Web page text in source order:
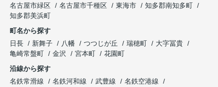
名古屋市緑区
名古屋市千種区 東海市
知多郡南知多町
知多郡美浜町
町名から探す
日長
新舞子 八幡 つつじが丘 瑞穂町
大字冨貴
亀崎常盤町
金沢 宮本町
花園町
沿線から探す
名鉄常滑線
名鉄河和線 武豊線
名鉄空港線